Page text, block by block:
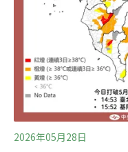
2026年05月28日